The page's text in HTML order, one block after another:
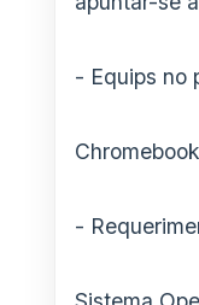
- Equips no
-